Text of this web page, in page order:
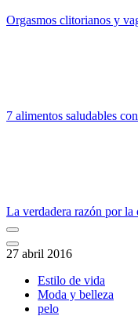
Orgasmos clitorianos y
7 alimentos saludables
La verdadera razón por la
27 abril 2016
Estilo de vida
Moda y belleza
pelo